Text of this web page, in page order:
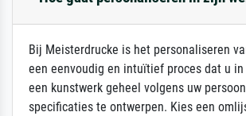
Bij Meisterdrucke is het personaliseren
een eenvoudig en intuïtief proces dat u
een kunstwerk geheel volgens uw
specificaties te ontwerpen. Kies een